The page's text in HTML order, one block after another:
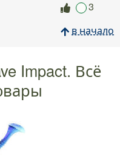
3
в начало
Impact. Всё